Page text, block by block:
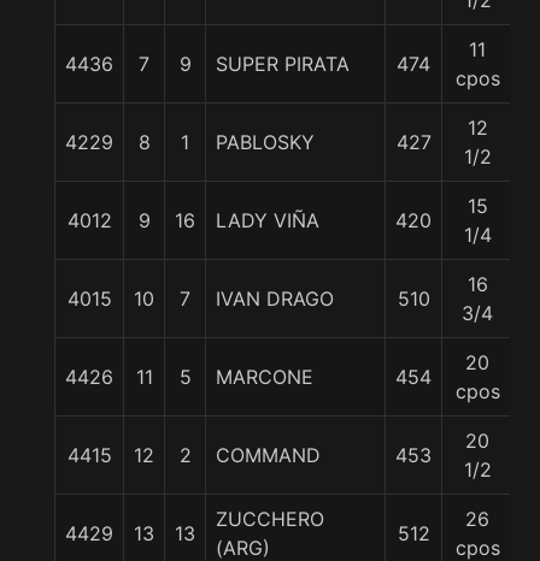
4436 7 9 SUPER PIRATA 474
11
cpos
4229 8 1 PABLOSKY 427
12
1/2
4012 9 16 LADY VIÑA 420
15
1/4
4015 10 7 IVAN DRAGO 510
16
3/4
4426 11 5 MARCONE 454
20
cpos
4415 12 2 COMMAND 453
20
1/2
4429 13 13
ZUCCHERO
(ARG)
512
26
cpos